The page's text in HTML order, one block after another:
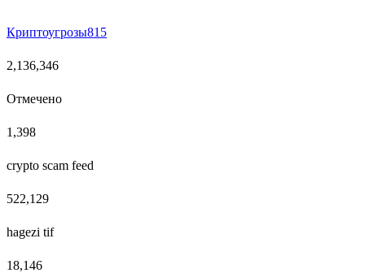
Криптоугрозы815
2,136,346
Отмечено
1,398
crypto scam feed
522,129
hagezi tif
18,146